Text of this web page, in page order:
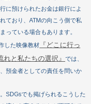
に預けられたお金は銀行によ
ており、ATMの向こう側で私
っている場合もあります。
した映像教材 『どこに行っ
と私たちの選択』 では、
預金者としての責任を問いか
SDGsでも掲げられるこうした